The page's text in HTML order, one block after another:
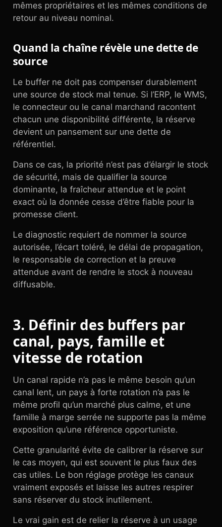
mêmes propriétaires et les mêmes conditions de
retour au niveau nominal.
Quand la chaîne révèle une dette de
source
Le buffer ne doit pas compenser durablement
une source de stock mal tenue. Si l’ERP, le WMS,
le connecteur ou le canal marchand racontent
chacun une disponibilité différente, la réserve
devient un pansement sur une dette de
référentiel.
Dans ce cas, la priorité n’est pas d’élargir le stock
de sécurité, mais de qualifier la source
dominante, la fraîcheur attendue et le point
exact où la donnée cesse d’être fiable pour la
promesse client.
Le diagnostic requiert de nommer la source
autorisée, l’écart toléré, le délai de propagation,
le responsable de correction et la preuve
attendue avant de rendre le stock à nouveau
diffusable.
3. Définir des buffers par
canal, pays, famille et
vitesse de rotation
Un canal rapide n’a pas le même besoin qu’un
canal lent, un pays à forte rotation n’a pas le
même profil qu’un marché plus calme, et une
famille à marge serrée ne supporte pas la même
exposition qu’une référence opportuniste.
Cette granularité évite de calibrer la réserve sur
le cas moyen, qui est souvent le plus faux des
cas utiles. Le bon réglage protège les canaux
vraiment exposés et laisse les autres respirer
sans réserver du stock inutilement.
Le vrai gain est de relier la réserve à un usage